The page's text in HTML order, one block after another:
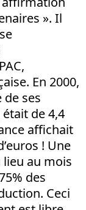
». Il
En 2000,
de ses
de 4,4
affichait
! Une
lieu au mois
des
Ceci